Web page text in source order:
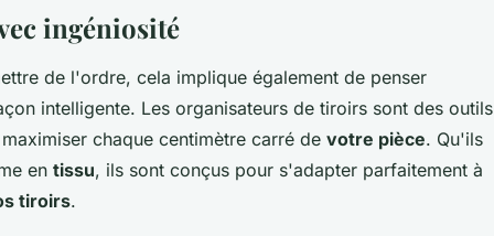
ingéniosité
de l'ordre, cela implique également de penser
intelligente. Les organisateurs de tiroirs sont des outils
chaque centimètre carré de votre pièce. Qu'ils
en tissu, ils sont conçus pour s'adapter parfaitement à
tiroirs.